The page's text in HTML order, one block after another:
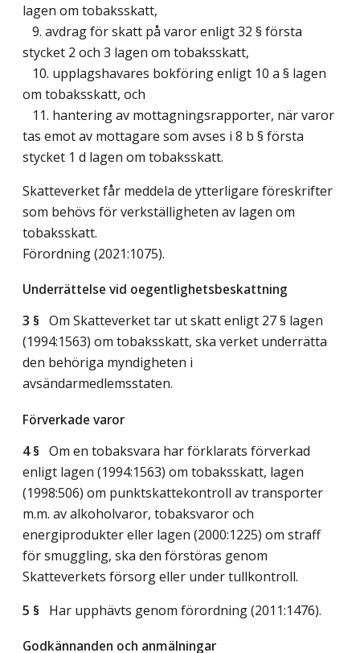
lagen om tobaksskatt,
9. avdrag för skatt på varor enligt 32 § första
stycket 2 och 3 lagen om tobaksskatt,
10. upplagshavares bokföring enligt 10 a § lagen
om tobaksskatt, och
11. hantering av mottagningsrapporter, när varor
tas emot av mottagare som avses i 8 b § första
stycket 1 d lagen om tobaksskatt.
Skatteverket får meddela de ytterligare föreskrifter
som behövs för verkställigheten av lagen om
tobaksskatt.
Förordning (2021:1075).
Underrättelse vid oegentlighetsbeskattning
3 § Om Skatteverket tar ut skatt enligt 27 § lagen
(1994:1563) om tobaksskatt, ska verket underrätta
den behöriga myndigheten i
avsändarmedlemsstaten.
Förverkade varor
4 § Om en tobaksvara har förklarats förverkad
enligt lagen (1994:1563) om tobaksskatt, lagen
(1998:506) om punktskattekontroll av transporter
m.m. av alkoholvaror, tobaksvaror och
energiprodukter eller lagen (2000:1225) om straff
för smuggling, ska den förstöras genom
Skatteverkets försorg eller under tullkontroll.
5 § Har upphävts genom förordning (2011:1476).
Godkännanden och anmälningar